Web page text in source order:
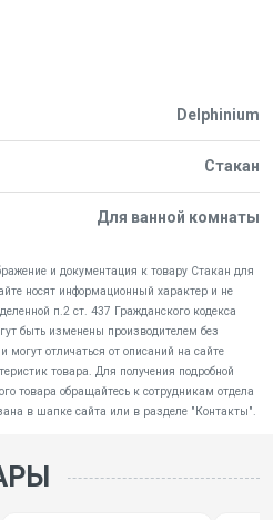
Delphinium
Стакан
Для ванной комнаты
и документация к товару Стакан для
носят информационный характер и не
п.2 ст. 437 Гражданского кодекса
быть изменены производителем без
могут отличаться от описаний на сайте
товара. Для получения подробной
товара обращайтесь к сотрудникам отдела
в шапке сайта или в разделе "Контакты".